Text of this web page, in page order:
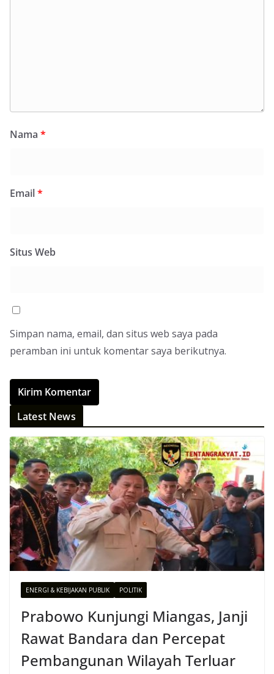
Nama *
Email*
Situs Web
Simpan nama, email, dan situs web saya pada
peramban ini untuk komentar saya berikutnya.
Latest News
ENERGI & KEBIJAKAN PUBLIK POLITIK
Prabowo Kunjungi Miangas, Janji
Rawat Bandara dan Percepat
Pembangunan Wilayah Terluar